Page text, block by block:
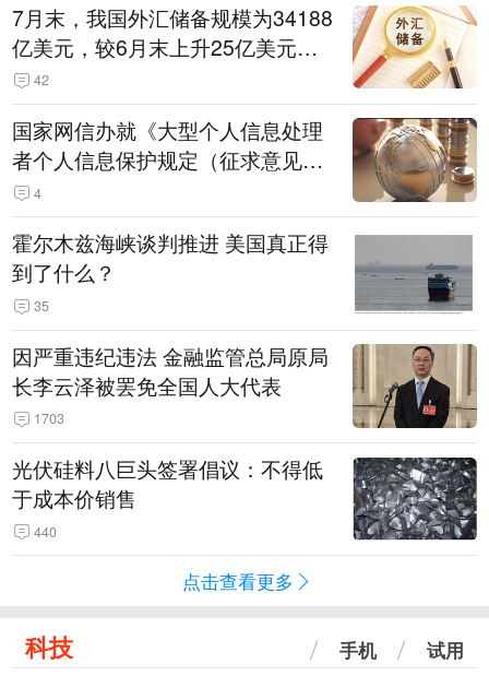
7月末，我国外汇储备规模为34188
亿美元，较6月末上升25亿美元，
升幅为0.07%
42
国家网信办就《大型个人信息处理
者个人信息保护规定（征求意见
稿）》公开征求意见
4
霍尔木兹海峡谈判推进 美国真正得
到了什么？
35
因严重违纪违法 金融监管总局原局
长李云泽被罢免全国人大代表
1703
光伏硅料八巨头签署倡议：不得低
于成本价销售
440
点击查看更多
科技 手机 试用